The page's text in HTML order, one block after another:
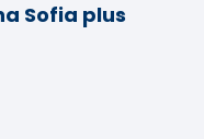
Sofia plus